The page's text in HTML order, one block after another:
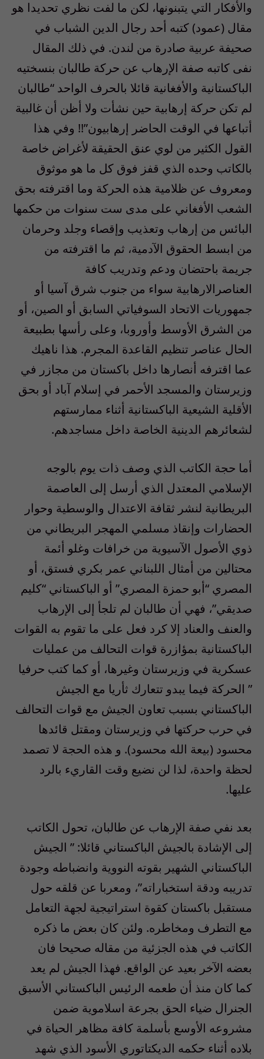
والأفكار التي يتبنونها، لكن ما لفت نظري تحديدا هو
مقال (عمود) كتبه أحد رجال الدين الشباب في
صحيفة عربية صادرة من لندن. في ذلك المقال
نفى كاتبه صفة الإرهاب عن حركة طالبان بنسختيه
الباكستانية والأفغانية قائلا بالحرف الواحد “طالبان
لم تكن حركة إرهابية حين نشأت ولا أظن أن غالبية
أتباعها في الوقت الحاضر إرهابيون”!! وفي هذا
القول الكثير من لوي عنق الحقيقة لأغراض خاصة
بالكاتب وحده الذي قفز فوق كل ما هو موثوق
ومعروف عن ظلامية هذه الحركة وما اقترفته بحق
الشعب الأفغاني على مدى ست سنوات من حكمها
البائس من إرهاب وتعذيب وإقصاء وجلد وحرمان
من ابسط الحقوق الآدمية، ثم ما اقترفته من
جريمة باحتضان ودعم وتدريب كافة
العناصرالارهابية سواء من جنوب شرق آسيا أو
جمهوريات الاتحاد السوفياتي السابق أو الصين، أو
من الشرق الأوسط وأوروبا، وعلى رأسها بطبيعة
الحال عناصر تنظيم القاعدة المجرم. هذا ناهيك
عما اقترفه أنصارها داخل باكستان من مجازر في
وزيرستان والمسجد الأحمر في إسلام آباد أو بحق
الأقلية الشيعية الباكستانية أثناء ممارستهم
لشعائرهم الدينية الخاصة داخل مساجدهم.
أما حجة الكاتب الذي وصف ذات يوم بالوجه
الإسلامي المعتدل الذي أرسل إلى العاصمة
البريطانية لنشر ثقافة الاعتدال والوسطية وحوار
الحضارات وإنقاذ مسلمي المهجر البريطاني من
ذوي الأصول الآسيوية من خرافات وغلو أئمة
محتالين من أمثال اللبناني عمر بكري فستق، أو
المصري “أبو حمزة المصري” أو الباكستاني “كليم
صديقي”، فهي أن طالبان لم تلجأ إلى الإرهاب
والعنف والعناد إلا كرد فعل على ما تقوم به القوات
الباكستانية بمؤازرة قوات التحالف من عمليات
عسكرية في وزيرستان وغيرها، أو كما كتب حرفيا
” الحركة فيما يبدو تتعارك ثأريا مع الجيش
الباكستاني بسبب تعاون الجيش مع قوات التحالف
في حرب حركتها في وزيرستان ومقتل قائدها
محسود (بيعة الله محسود). و هذه الحجة لا تصمد
لحظة واحدة، لذا لن نضيع وقت القاريء بالرد
عليها.
بعد نفي صفة الإرهاب عن طالبان، تحول الكاتب
إلى الإشادة بالجيش الباكستاني قائلا: ” الجيش
الباكستاني الشهير بقوته النووية وانضباطه وجودة
تدريبه ودقة استخباراته”، ومعربا عن قلقه حول
مستقبل باكستان كقوة استراتيجية لجهة التعامل
مع التطرف ومخاطره. ولئن كان بعض ما ذكره
الكاتب في هذه الجزئية من مقاله صحيحا فان
بعضه الآخر بعيد عن الواقع. فهذا الجيش لم يعد
كما كان منذ أن طعمه الرئيس الباكستاني الأسبق
الجنرال ضياء الحق بجرعة اسلاموية ضمن
مشروعه الأوسع بأسلمة كافة مظاهر الحياة في
بلاده أثناء حكمه الديكتاتوري الأسود الذي شهد